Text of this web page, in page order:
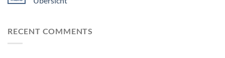
RECENT COMMENTS